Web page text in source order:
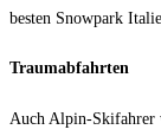
besten Snowpark
Traumabfahrten
Auch Alpin-Skifahrer